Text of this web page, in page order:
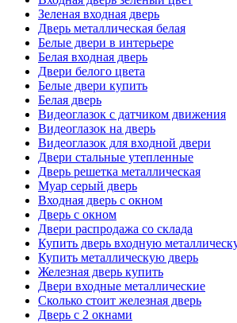
Зеленая входная дверь
Дверь металлическая белая
Белые двери в интерьере
Белая входная дверь
Двери белого цвета
Белые двери купить
Белая дверь
Видеоглазок с датчиком движения
Видеоглазок на дверь
Видеоглазок для входной двери
Двери стальные утепленные
Дверь решетка металлическая
Муар серый дверь
Входная дверь с окном
Дверь с окном
Двери распродажа со склада
Купить дверь входную
Купить металлическую дверь
Железная дверь купить
Двери входные металлические
Сколько стоит железная дверь
Дверь с 2 окнами